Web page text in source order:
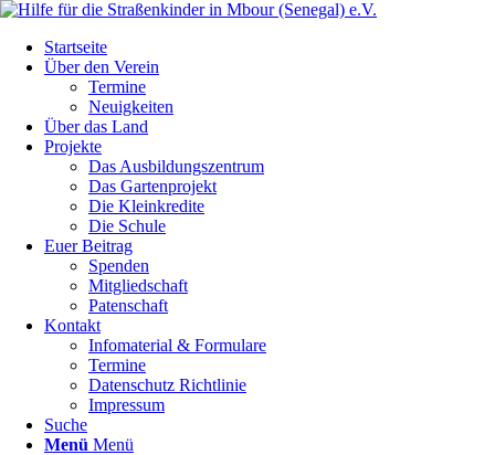
Startseite
Über den Verein
Termine
Neuigkeiten
Über das Land
Projekte
Das Ausbildungszentrum
Das Gartenprojekt
Die Kleinkredite
Die Schule
Euer Beitrag
Spenden
Mitgliedschaft
Patenschaft
Kontakt
Infomaterial & Formulare
Termine
Datenschutz Richtlinie
Impressum
Suche
Menü Menü